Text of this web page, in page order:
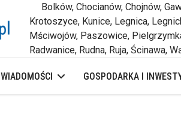
Bolków, Chocianów, Chojnów,
Krotoszyce, Kunice, Legnica,
Mściwojów, Paszowice,
Radwanice, Rudna, Ruja, Ścinawa,
WIADOMOŚCI GOSPODARKA I